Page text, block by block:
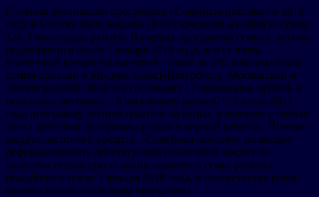
С начала реализации программы «Семейная ипотека» в 2018
году в Москве было выдано 20 619 кредитов на общую сумму
126,3 миллиардв рублей. В рамках программы семьи с детьми,
родившимися после 1 января 2018 года, могут взять
ипотечный кредит по льготной ставке до 6%, максимальная
сумма ипотеки в Москве, Санкт-Петербурге, Московской и
Ленинградской областях составляет 12 миллионов рублей, в
остальных регионах – 6 миллионов рублей. С 1 июля 2021
года программу распространили на семьи, в которых с начала
срока действия программы родился первый ребёнок. Помимо
выдачи льготного кредита, «Семейная ипотека» позволяет
рефинансировать действующий ипотечный кредит по
льготной ставке при условии наличия в семье ребёнка,
рождённого после 1 января 2018 года, и соответствия ранее
взятого кредита условиям программы.